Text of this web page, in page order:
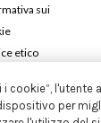
sui
etico
Viale Monte
05946780151 -
cookie”, l'utente
per